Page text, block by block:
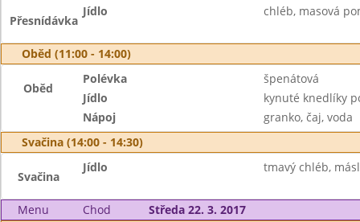
Přesnídávka
Jídlo chléb, masová
Oběd (11:00 - 14:00)
Oběd
Polévka
špenátová
Jídlo
kynuté knedlíky
Nápoj
granko, čaj, voda
Svačina (14:00 - 14:30)
Svačina
Jídlo tmavý chléb,
Menu Chod
Středa 22. 3. 2017